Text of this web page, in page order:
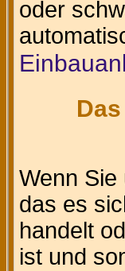
oder
Wenn
das es
handelt
ist und